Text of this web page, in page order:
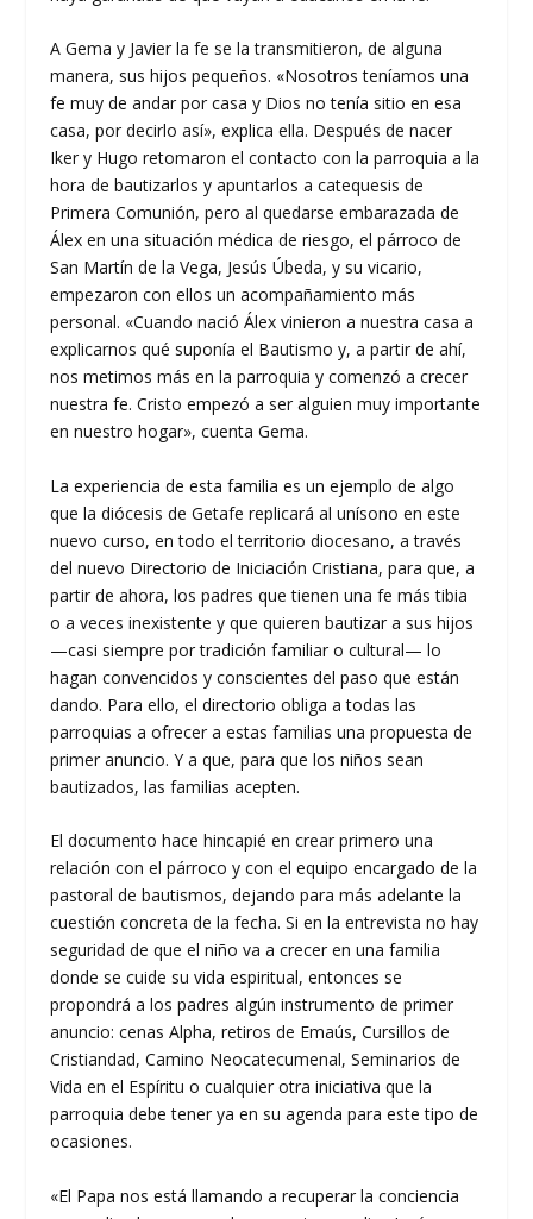
A Gema y Javier la fe se la transmitieron, de alguna
manera, sus hijos pequeños. «Nosotros teníamos una
fe muy de andar por casa y Dios no tenía sitio en esa
casa, por decirlo así», explica ella. Después de nacer
Iker y Hugo retomaron el contacto con la parroquia a la
hora de bautizarlos y apuntarlos a catequesis de
Primera Comunión, pero al quedarse embarazada de
Álex en una situación médica de riesgo, el párroco de
San Martín de la Vega, Jesús Úbeda, y su vicario,
empezaron con ellos un acompañamiento más
personal. «Cuando nació Álex vinieron a nuestra casa a
explicarnos qué suponía el Bautismo y, a partir de ahí,
nos metimos más en la parroquia y comenzó a crecer
nuestra fe. Cristo empezó a ser alguien muy importante
en nuestro hogar», cuenta Gema.
La experiencia de esta familia es un ejemplo de algo
que la diócesis de Getafe replicará al unísono en este
nuevo curso, en todo el territorio diocesano, a través
del nuevo Directorio de Iniciación Cristiana, para que, a
partir de ahora, los padres que tienen una fe más tibia
o a veces inexistente y que quieren bautizar a sus hijos
—casi siempre por tradición familiar o cultural— lo
hagan convencidos y conscientes del paso que están
dando. Para ello, el directorio obliga a todas las
parroquias a ofrecer a estas familias una propuesta de
primer anuncio. Y a que, para que los niños sean
bautizados, las familias acepten.
El documento hace hincapié en crear primero una
relación con el párroco y con el equipo encargado de la
pastoral de bautismos, dejando para más adelante la
cuestión concreta de la fecha. Si en la entrevista no hay
seguridad de que el niño va a crecer en una familia
donde se cuide su vida espiritual, entonces se
propondrá a los padres algún instrumento de primer
anuncio: cenas Alpha, retiros de Emaús, Cursillos de
Cristiandad, Camino Neocatecumenal, Seminarios de
Vida en el Espíritu o cualquier otra iniciativa que la
parroquia debe tener ya en su agenda para este tipo de
ocasiones.
«El Papa nos está llamando a recuperar la conciencia